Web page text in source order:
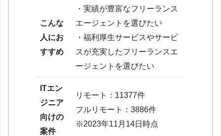
こんな
人にお
すすめ
・実績が豊富なフリーランス
エージェントを選びたい
・福利厚生サービスやサービ
スが充実したフリーランスエ
ージェントを選びたい
ITエン
ジニア
向けの
案件
リモート：11377件
フルリモート：3886件
※2023年11月14日時点